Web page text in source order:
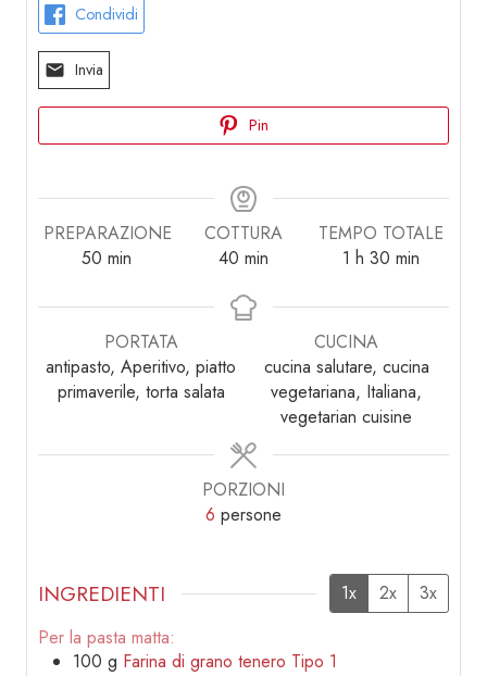
Condividi
Invia
Pin
PREPARAZIONE
50 minuti
min
COTTURA
40 minuti
min
TEMPO TOTALE
1 ora
h 30minuti
min
PORTATA
antipasto, Aperitivo, piatto
primaverile, torta salata
CUCINA
cucina salutare, cucina
vegetariana, Italiana,
vegetarian cuisine
PORZIONI
6 persone
INGREDIENTI 1x 2x
3x
Per la pasta matta:
100 g Farina di grano tenero Tipo 1